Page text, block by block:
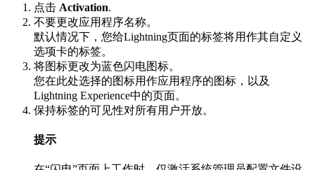
点击 Activation.
不要更改应用程序名称。
默认情况下，您给Lightning页面的标签将用作其自定义
选项卡的标签。
将图标更改为蓝色闪电图标。
您在此处选择的图标用作应用程序的图标，以及
Lightning Experience中的页面。
保持标签的可见性对所有用户开放。
提示